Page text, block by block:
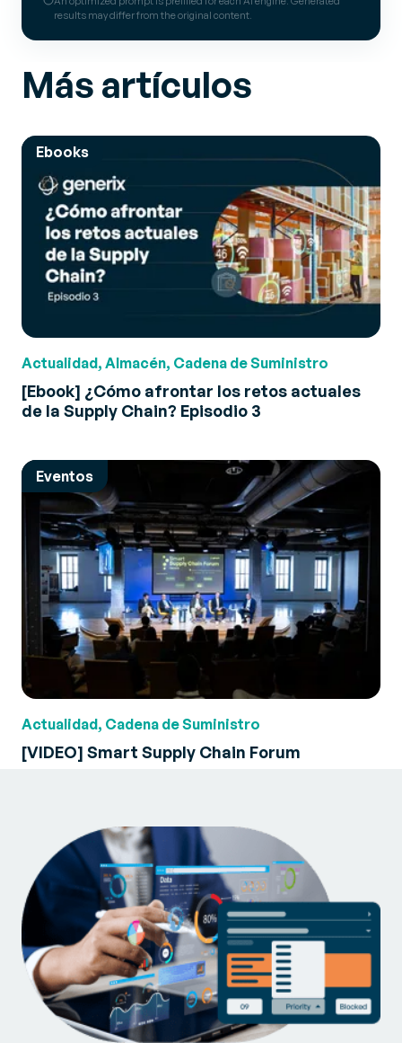
results may differ from the original content.
Más artículos
Ebooks
Actualidad, Almacén, Cadena de Suministro
[Ebook] ¿Cómo afrontar los retos actuales
de la Supply Chain? Episodio 3
Eventos
Actualidad, Cadena de Suministro
[VIDEO] Smart Supply Chain Forum